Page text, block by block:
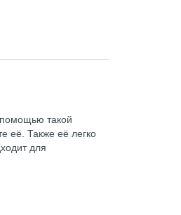
помощью такой
её. Также её легко
для